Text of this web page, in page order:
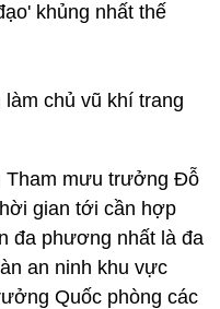
khủng nhất thế
chủ vũ khí trang
Tham mưu trưởng Đỗ
gian tới cần hợp
đa phương nhất là đa
an ninh khu vực
Quốc phòng các